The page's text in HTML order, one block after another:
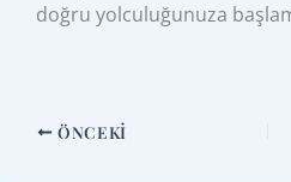
doğru yolculuğunuza
ÖNCEKI